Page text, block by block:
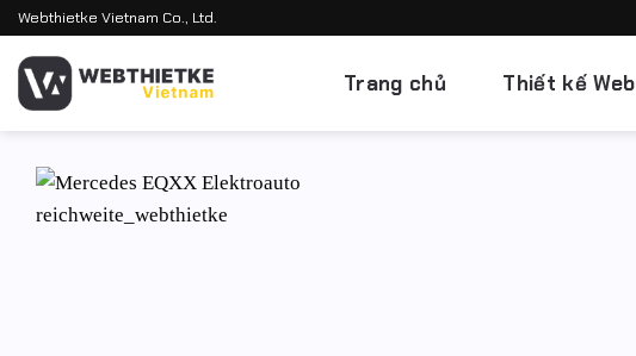
Bỏ
nội
dung
Webthietke Vietnam Co., Ltd.
Trang chủ Thiết kế Web